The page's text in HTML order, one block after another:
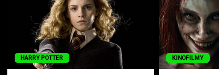
HARRY POTTER KINOFILMY